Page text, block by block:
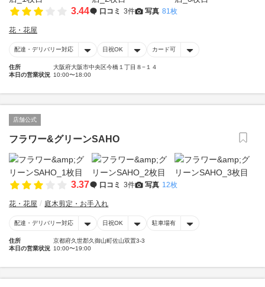
3.44 口コミ 3件 写真 81枚
花・花屋
配達・デリバリー対応 日祝OK カード可
住所
大阪府大阪市中央区今橋１丁目８−１４
本日の営業状況 10:00〜18:00
店舗公式
フラワー&グリーンSAHO
3.37 口コミ 3件 写真 12枚
花・花屋 庭木剪定・お手入れ
配達・デリバリー対応 日祝OK 駐車場有
住所
京都府久世郡久御山町佐山双置3-3
本日の営業状況 10:00〜19:00